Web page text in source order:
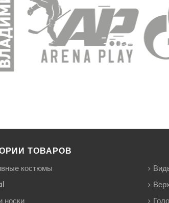
ТОВАРОВ
костюмы